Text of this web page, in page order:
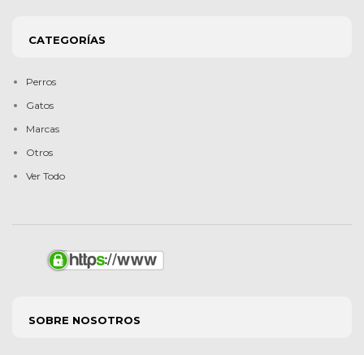
CATEGORÍAS
Perros
Gatos
Marcas
Otros
Ver Todo
SOBRE NOSOTROS